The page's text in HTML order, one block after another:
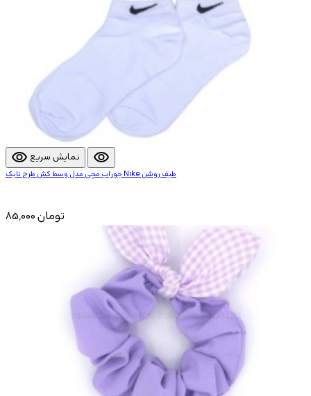
visibility نمایش سریع visibility
جوراب مچی مدل وسط کش طرح نایک Nike طیف روشن
85,000 تومان